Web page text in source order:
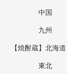
中国
九州
【焼酎蔵】北海道
東北